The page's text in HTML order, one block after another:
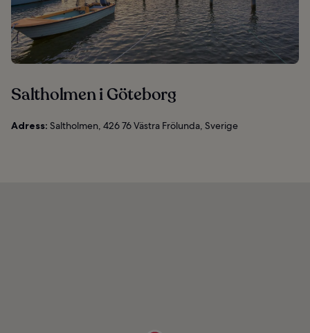
Saltholmen i Göteborg
Adress: Saltholmen, 426 76 Västra Frölunda, Sverige